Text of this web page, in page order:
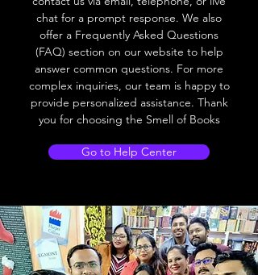
chat for a prompt response. We also
offer a Frequently Asked Questions
(FAQ) section on our website to help
answer common questions. For more
complex inquiries, our team is happy to
provide personalized assistance. Thank
you for choosing the Smell of Books
Go to Help Center